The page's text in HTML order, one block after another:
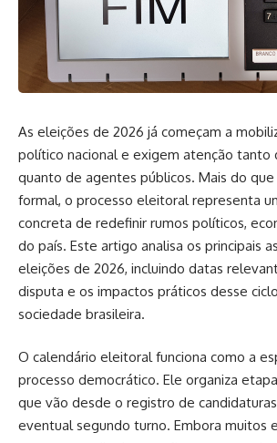
As eleições de 2026 já começam a
político nacional e exigem atenção tanto
quanto de agentes públicos. Mais do
formal, o processo eleitoral representa
concreta de redefinir rumos políticos,
do país. Este artigo analisa os principais
eleições de 2026, incluindo datas
disputa e os impactos práticos desse
sociedade brasileira.
O calendário eleitoral funciona como a
processo democrático. Ele organiza
que vão desde o registro de
eventual segundo turno. Embora muitos